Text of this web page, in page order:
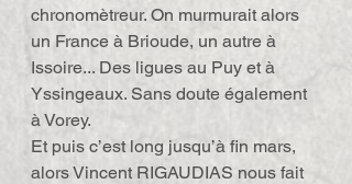
chronomètreur. On murmurait alors
un France à Brioude, un autre à
Issoire... Des ligues au Puy et à
Yssingeaux. Sans doute également
à Vorey.
Et puis c’est long jusqu’à fin mars,
alors Vincent RIGAUDIAS nous fait